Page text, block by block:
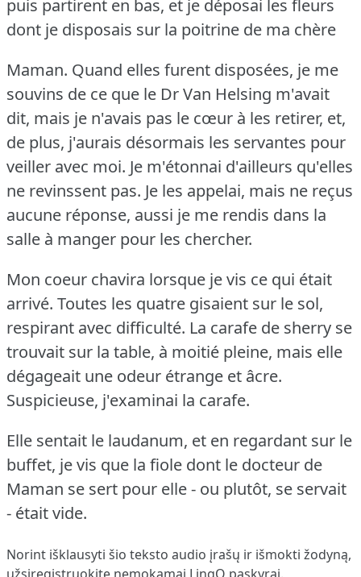
puis partirent en bas, et je déposai les fleurs
dont je disposais sur la poitrine de ma chère
Maman. Quand elles furent disposées, je me
souvins de ce que le Dr Van Helsing m'avait
dit, mais je n'avais pas le cœur à les retirer, et,
de plus, j'aurais désormais les servantes pour
veiller avec moi. Je m'étonnai d'ailleurs qu'elles
ne revinssent pas. Je les appelai, mais ne reçus
aucune réponse, aussi je me rendis dans la
salle à manger pour les chercher.
Mon coeur chavira lorsque je vis ce qui était
arrivé. Toutes les quatre gisaient sur le sol,
respirant avec difficulté. La carafe de sherry se
trouvait sur la table, à moitié pleine, mais elle
dégageait une odeur étrange et âcre.
Suspicieuse, j'examinai la carafe.
Elle sentait le laudanum, et en regardant sur le
buffet, je vis que la fiole dont le docteur de
Maman se sert pour elle - ou plutôt, se servait
- était vide.
Norint išklausyti šio teksto audio įrašų ir išmokti žodyną,
užsiregistruokite nemokamai LingQ paskyrai.